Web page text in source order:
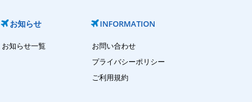
お知らせ
お知らせ一覧
INFORMATION
お問い合わせ
プライバシーポリシー
ご利用規約